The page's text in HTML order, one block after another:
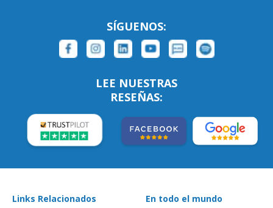
SÍGUENOS:
LEE NUESTRAS
RESEÑAS:
Links Relacionados En todo el mundo